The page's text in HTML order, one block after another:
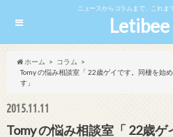
ニュースからコラムまで、これま
ホーム
コラム
Tomy の悩み相談室「 22歳ゲイです。同棲を始
す」
2015.11.11
Tomy の悩み相談室「 22歳